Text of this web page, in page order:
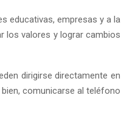
educativas, empresas y a la
los valores y lograr cambios
dirigirse directamente en
comunicarse al teléfono